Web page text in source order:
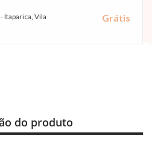
Itaparica, Vila
Grátis
do produto